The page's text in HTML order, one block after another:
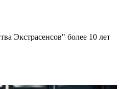
Экстрасенсов" более 10 лет